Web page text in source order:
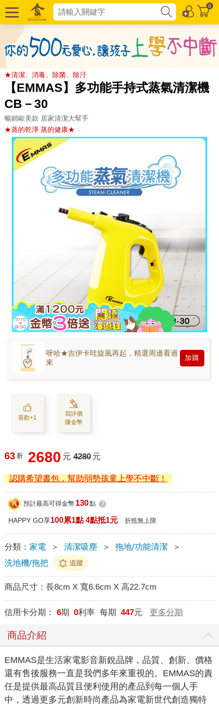
0
★清潔、消毒、除菌、除汙
【EMMAS】多功能手持式蒸氣清潔機
CB－30
暢銷歐美款 居家清潔大幫手
★蒸的乾淨 蒸的健康★
呀哈★吉伊卡哇旋風再起，精選周邊看過
來
加購
喜歡+1
寫評價
賺金幣
63 折 2680 元 4280 元
認購希望書包，幫助弱勢孩童上學不中斷！
預計最高可得金幣 130點 ?
HAPPY GO享100累1點 4點抵1元 折抵無上限
分類： 家電 ＞ 清潔吸塵 ＞ 拖地/功能清潔
＞
洗地機/拖把
追蹤
商品尺寸： 長8cm X 寬6.6cm X 高22.7cm
信用卡分期： 6期 0利率 每期 447元 更多分期
商品介紹
EMMAS是生活家電影音新銳品牌，品質、創新、價格
還有售後服務一直是我們多年來重視的。EMMAS的責
任是提供最高品質且便利使用的產品到每一個人手
中，透過更多元創新時尚產品為家電新世代創造獨特